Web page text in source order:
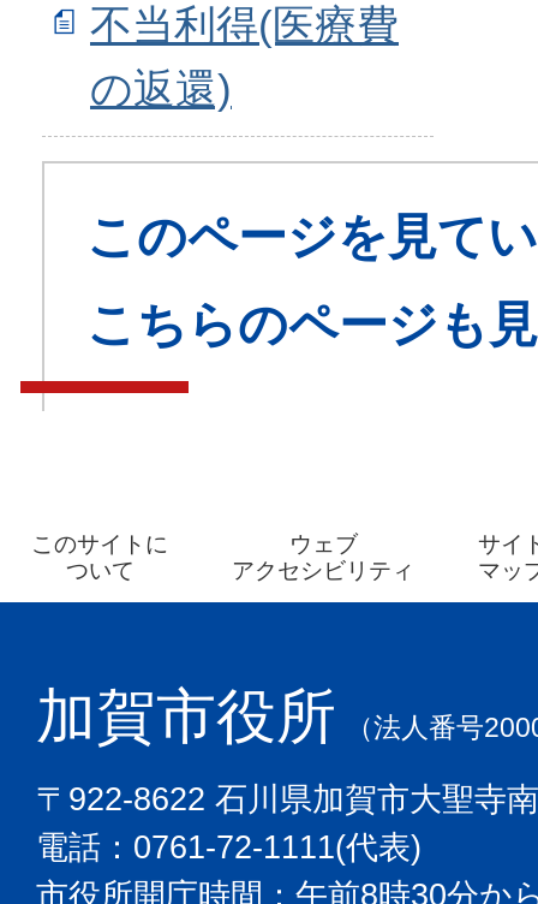
不当利得(医療費
の返還)
このページを見て
こちらのページも
このサイトに
ついて
ウェブ
アクセシビリティ
サイ
マッ
加賀市役所 （法人番号
〒922-8622 石川県加賀市大聖寺
電話：0761-72-1111(代表)
市役所開庁時間：午前8時30分か